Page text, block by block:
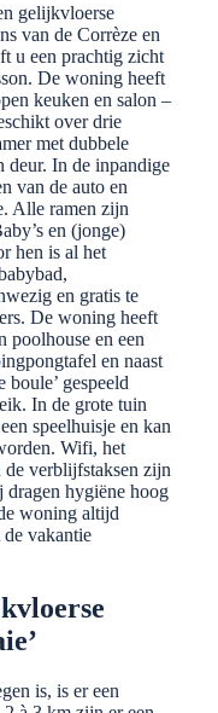
gelijkvloerse
van de Corrèze en
u een prachtig zicht
De woning heeft
keuken en salon –
over drie
met dubbele
deur. In de inpandige
van de auto en
Alle ramen zijn
en (jonge)
hen is al het
en gratis te
De woning heeft
poolhouse en een
en naast
gespeeld
In de grote tuin
speelhuisje en kan
Wifi, het
verblijfstaksen zijn
dragen hygiëne hoog
woning altijd
vakantie
is, is er een